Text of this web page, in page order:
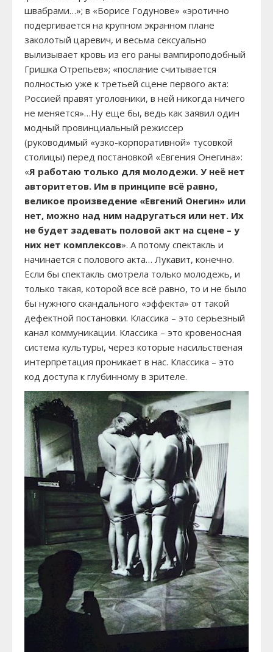
швабрами…»; в «Борисе Годунове» «эротично
подергивается на крупном экранном плане
заколотый царевич, и весьма сексуально
вылизывает кровь из его раны вампироподобный
Гришка Отрепьев»; «послание считывается
полностью уже к третьей сцене первого акта:
Россией правят уголовники, в ней никогда ничего
не меняется»…Ну еще бы, ведь как заявил один
модный провинциальный режиссер
(руководимый «узко-корпоративной» тусовкой
столицы) перед постановкой «Евгения Онегина»:
«Я работаю только для молодежи. У неё нет
авторитетов. Им в принципе всё равно,
великое произведение «Евгений Онегин» или
нет, можно над ним надругаться или нет. Их
не будет задевать половой акт на сцене – у
них нет комплексов». А потому спектакль и
начинается с полового акта… Лукавит, конечно.
Если бы спектакль смотрела только молодежь, и
только такая, которой все всё равно, то и не было
бы нужного скандального «эффекта» от такой
дефектной постановки. Классика – это серьезный
канал коммуникации. Классика – это кровеносная
система культуры, через которые насильственая
интерпретация проникает в нас. Классика – это
код доступа к глубинному в зрителе.